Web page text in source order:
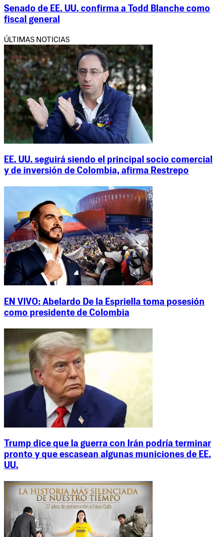
Senado de EE. UU. confirma a Todd Blanche como
fiscal general
ÚLTIMAS NOTICIAS
EE. UU. seguirá siendo el principal socio comercial
y de inversión de Colombia, afirma Restrepo
EN VIVO: Abelardo De la Espriella toma posesión
como presidente de Colombia
Trump dice que la guerra con Irán podría terminar
pronto y que escasean algunas municiones de EE.
UU.